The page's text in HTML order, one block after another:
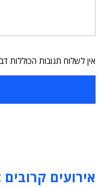
אין לשלוח תגובות הכוללות
אירועים קרובים